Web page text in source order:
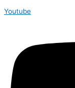
Youtube